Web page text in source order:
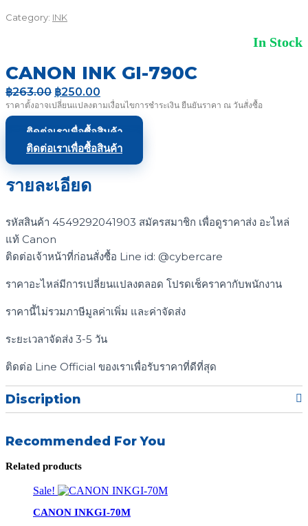
Category: INK
In Stock
CANON INK GI-790C
฿263.00 Original
price
was:
฿263.00.
฿250.00
price
is:
฿250.00.
ราคาตั้งอาจเปลี่ยนแปลงตามเงื่อนไขการชำระเงิน ยืนยันราคา ณ วันสั่งซื้อ
ติดต่อเราเพื่อซื้อสินค้า
ติดต่อเราเพื่อซื้อสินค้า
รายละเอียด
รหัสสินค้า 4549292041903 สมัครสมาชิก เพื่อดูราคาส่ง อะไหล่
แท้ Canon
ติดต่อเจ้าหน้าที่ก่อนสั่งซื้อ Line id: @cybercare
ราคาอะไหล่มีการเปลี่ยนแปลงตลอด โปรดเช็คราคากับพนักงาน
ราคานี้ไม่รวมภาษีมูลค่าเพิ่ม และค่าจัดส่ง
ระยะเวลาจัดส่ง 3-5 วัน
ติดต่อ Line Official ของเราเพื่อรับราคาที่ดีที่สุด
Discription
Recommended For You
Related products
Sale!
CANON INKGI-70M